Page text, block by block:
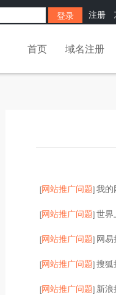
注册
首页 域名注册
[网站推广问题]我的
[网站推广问题]世界
[网站推广问题] 网
[网站推广问题]搜狐
[网站推广问题] 新